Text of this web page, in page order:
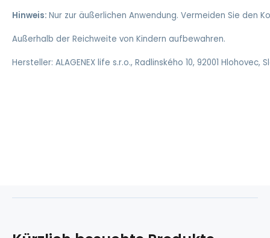
Hinweis: Nur zur äußerlichen Anwendung. Vermeiden Sie den
Außerhalb der Reichweite von Kindern aufbewahren.
Hersteller: ALAGENEX life s.r.o., Radlinského 10, 92001 Hlohovec,